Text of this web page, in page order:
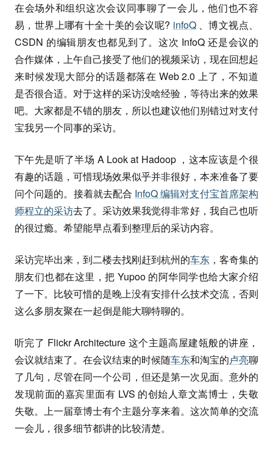
在会场外和组织这次会议同事聊了一会儿，他们也不容
易，世界上哪有十全十美的会议呢? infoQ、博文视点、
CSDN 的编辑朋友也都见到了。这次 InfoQ 还是会议的
合作媒体，上午自己接受了他们的视频采访，现在回想起
来时候发现大部分的话题都落在 Web 2.0 上了，不知道
是否很合适。对于这样的采访没啥经验，等待出来的效果
吧。大家都是不错的朋友，所以也建议他们别错过对支付
宝我另一个同事的采访。
下午先是听了半场 A Look at Hadoop ，这本应该是个很
有趣的话题，可惜现场效果似乎并非很好，本来准备了要
问个问题的。接着就去配合 InfoQ 编辑对支付宝首席架构
师程立的采访去了。采访效果我觉得非常好，我自己也听
的很过瘾。希望能早点看到整理后的采访内容。
采访完毕出来，到二楼去找刚赶到杭州的车东 ，客奇集的
朋友们也都在这里，把 Yupoo 的阿华同学也给大家介绍
了一下。比较可惜的是晚上没有安排什么技术交流，否则
这么多朋友聚在一起倒是能大聊特聊的。
听完了 Flickr Architecture 这个主题高屋建瓴般的讲座，
会议就结束了。在会议结束的时候随车东和淘宝的卢亮聊
了几句，尽管在同一个公司，但还是第一次见面。意外的
发现前面的嘉宾里面有 LVS 的创始人章文嵩博士，失敬
失敬。上一届章博士有个主题分享来着。这次简单的交流
一会儿，很多细节都讲的比较清楚。